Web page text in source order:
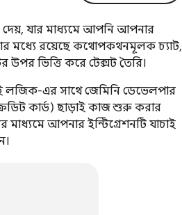
যার মাধ্যমে আপনি আপনার
মধ্যে রয়েছে কথোপকথনমূলক চ্যাট,
উপর ভিত্তি করে টেক্সট তৈরি।
লজিক-এর সাথে জেমিনি ডেভেলপার
কার্ড) ছাড়াই কাজ শুরু করার
মাধ্যমে আপনার ইন্টিগ্রেশনটি যাচাই